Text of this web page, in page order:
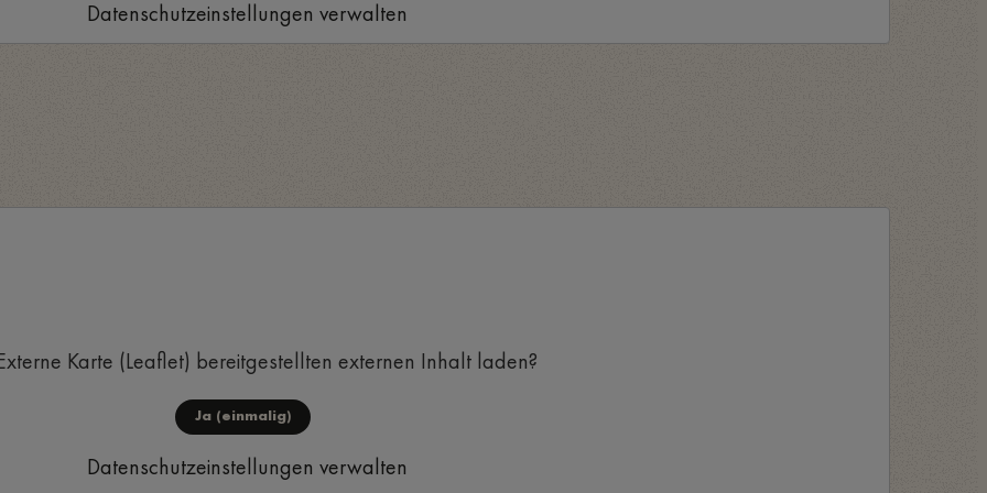
Datenschutzeinstellungen verwalten
Karte (Leaflet) bereitgestellten externen Inhalt laden?
Ja (einmalig)
Datenschutzeinstellungen verwalten